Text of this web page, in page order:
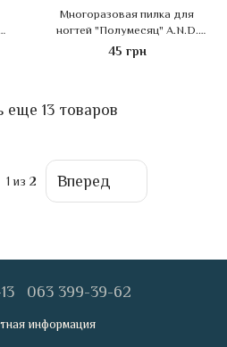
Многоразовая пилка для
ногтей "Полумесяц" A.N.D.
220/220
45 грн
еще 13 товаров
1 из 2 Вперед
063 399-39-62
информация